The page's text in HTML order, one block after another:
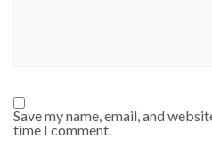
Save my name, email, and
time I comment.